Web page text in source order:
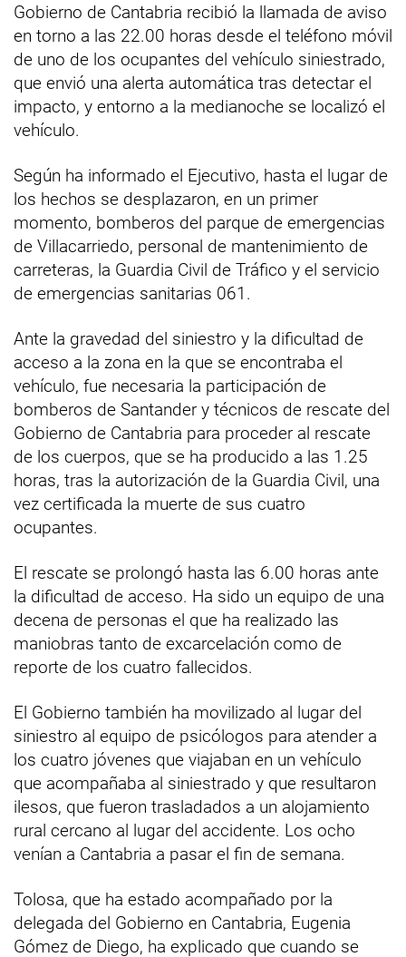
Gobierno de Cantabria recibió la llamada de aviso
en torno a las 22.00 horas desde el teléfono móvil
de uno de los ocupantes del vehículo siniestrado,
que envió una alerta automática tras detectar el
impacto, y entorno a la medianoche se localizó el
vehículo.
Según ha informado el Ejecutivo, hasta el lugar de
los hechos se desplazaron, en un primer
momento, bomberos del parque de emergencias
de Villacarriedo, personal de mantenimiento de
carreteras, la Guardia Civil de Tráfico y el servicio
de emergencias sanitarias 061.
Ante la gravedad del siniestro y la dificultad de
acceso a la zona en la que se encontraba el
vehículo, fue necesaria la participación de
bomberos de Santander y técnicos de rescate del
Gobierno de Cantabria para proceder al rescate
de los cuerpos, que se ha producido a las 1.25
horas, tras la autorización de la Guardia Civil, una
vez certificada la muerte de sus cuatro
ocupantes.
El rescate se prolongó hasta las 6.00 horas ante
la dificultad de acceso. Ha sido un equipo de una
decena de personas el que ha realizado las
maniobras tanto de excarcelación como de
reporte de los cuatro fallecidos.
El Gobierno también ha movilizado al lugar del
siniestro al equipo de psicólogos para atender a
los cuatro jóvenes que viajaban en un vehículo
que acompañaba al siniestrado y que resultaron
ilesos, que fueron trasladados a un alojamiento
rural cercano al lugar del accidente. Los ocho
venían a Cantabria a pasar el fin de semana.
Tolosa, que ha estado acompañado por la
delegada del Gobierno en Cantabria, Eugenia
Gómez de Diego, ha explicado que cuando se